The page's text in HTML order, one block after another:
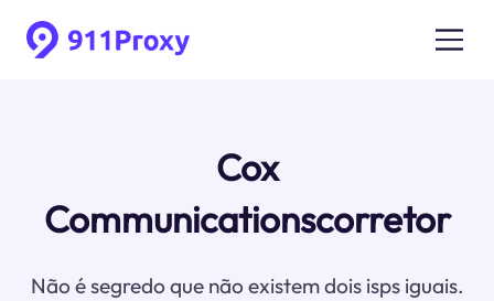
Cox
Communicationscorretor
Não é segredo que não existem dois isps iguais.